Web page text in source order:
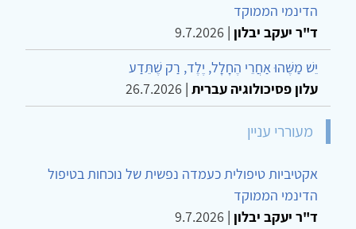
הדינמי הממוקד
ד"ר יעקב יבלון |
9.7.2026
יֵשׁ מַשֶּׁהוּ אַחֲרֵי הֶחָלָל, יֶלֶד, רַק שֶׁתֵּדַע
עלון פסיכולוגיה עברית |
26.7.2026
מעוררי עניין
אקטיביות טיפולית כעמדה נפשית של נוכחות בטיפול
הדינמי הממוקד
ד"ר יעקב יבלון |
9.7.2026